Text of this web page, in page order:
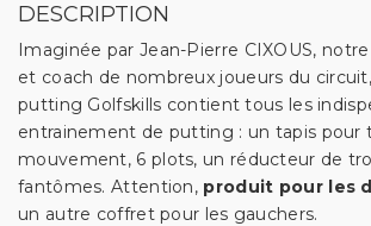
DESCRIPTION
Imaginée par Jean-Pierre CIXOUS,
et coach de nombreux joueurs du
putting Golfskills contient tous les
entrainement de putting : un tapis pour
mouvement, 6 plots, un réducteur de
fantômes. Attention, produit pour les
un autre coffret pour les gauchers.